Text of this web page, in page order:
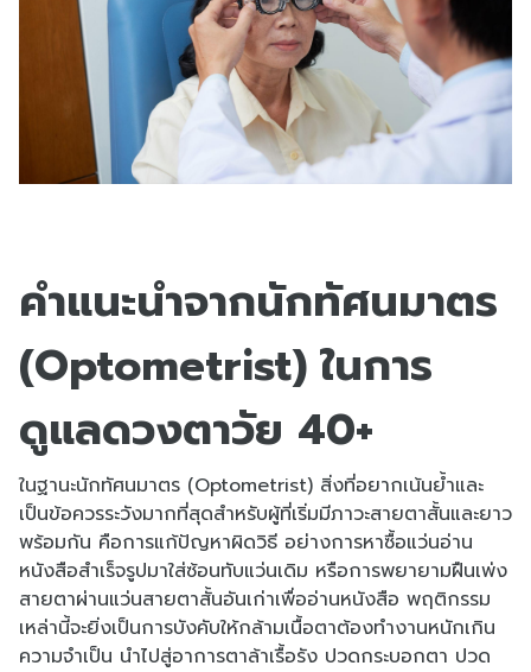
คำแนะนำจากนักทัศนมาตร
(Optometrist) ในการ
ดูแลดวงตาวัย 40+
ในฐานะนักทัศนมาตร (Optometrist) สิ่งที่อยากเน้นย้ำและ
เป็นข้อควรระวังมากที่สุดสำหรับผู้ที่เริ่มมีภาวะสายตาสั้นและยาว
พร้อมกัน คือการแก้ปัญหาผิดวิธี อย่างการหาซื้อแว่นอ่าน
หนังสือสำเร็จรูปมาใส่ซ้อนทับแว่นเดิม หรือการพยายามฝืนเพ่ง
สายตาผ่านแว่นสายตาสั้นอันเก่าเพื่ออ่านหนังสือ พฤติกรรม
เหล่านี้จะยิ่งเป็นการบังคับให้กล้ามเนื้อตาต้องทำงานหนักเกิน
ความจำเป็น นำไปสู่อาการตาล้าเรื้อรัง ปวดกระบอกตา ปวด